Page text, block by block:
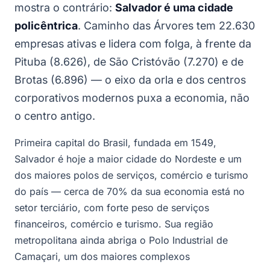
mostra o contrário: Salvador é uma cidade
policêntrica. Caminho das Árvores tem 22.630
empresas ativas e lidera com folga, à frente da
Pituba (8.626), de São Cristóvão (7.270) e de
Brotas (6.896) — o eixo da orla e dos centros
corporativos modernos puxa a economia, não
o centro antigo.
Primeira capital do Brasil, fundada em 1549,
Salvador é hoje a maior cidade do Nordeste e um
dos maiores polos de serviços, comércio e turismo
do país — cerca de 70% da sua economia está no
setor terciário, com forte peso de serviços
financeiros, comércio e turismo. Sua região
metropolitana ainda abriga o Polo Industrial de
Camaçari, um dos maiores complexos